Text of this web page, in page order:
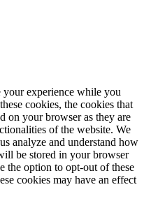
your experience while you
cookies, the cookies that
on your browser as they are
of the website. We
analyze and understand how
be stored in your browser
the option to opt-out of these
cookies may have an effect